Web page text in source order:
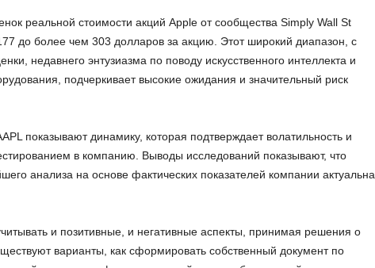
реальной стоимости акций Apple от сообщества Simply Wall St
до более чем 303 долларов за акцию. Этот широкий диапазон, с
недавнего энтузиазма по поводу искусственного интеллекта и
подчеркивает высокие ожидания и значительный риск
показывают динамику, которая подтверждает волатильность и
в компанию. Выводы исследований показывают, что
анализа на основе фактических показателей компании актуальна
и позитивные, и негативные аспекты, принимая решения о
варианты, как сформировать собственный документ по